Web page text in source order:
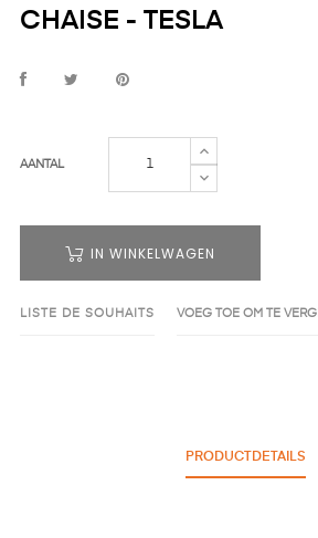
CHAISE - TESLA
AANTAL
IN WINKELWAGEN
LISTE DE SOUHAITS VOEG TOE OM TE
PRODUCTDETAILS